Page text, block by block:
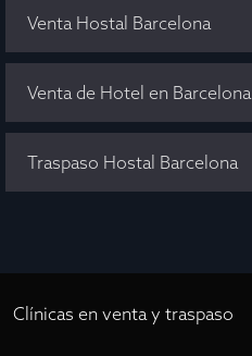
Venta Hostal Barcelona
Venta de Hotel en Barcelona
Traspaso Hostal Barcelona
Clínicas en venta y traspaso